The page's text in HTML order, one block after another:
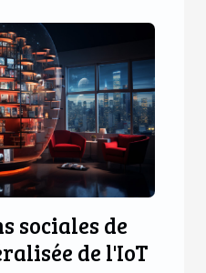
sociales de
de l'IoT